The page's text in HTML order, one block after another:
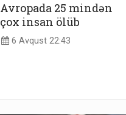
Avropada 25 mindən
çox insan ölüb
6 Avqust 22:43